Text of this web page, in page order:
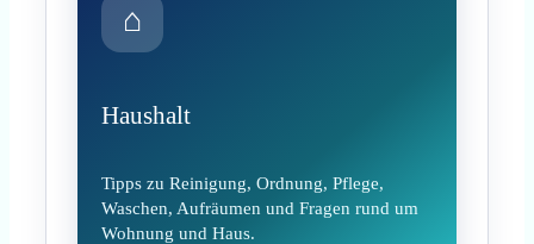
⌂
Haushalt
Tipps zu Reinigung, Ordnung, Pflege,
Waschen, Aufräumen und Fragen rund um
Wohnung und Haus.